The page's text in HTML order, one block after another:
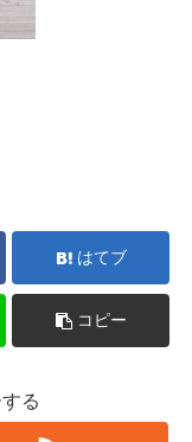
はてブ
コピー
る